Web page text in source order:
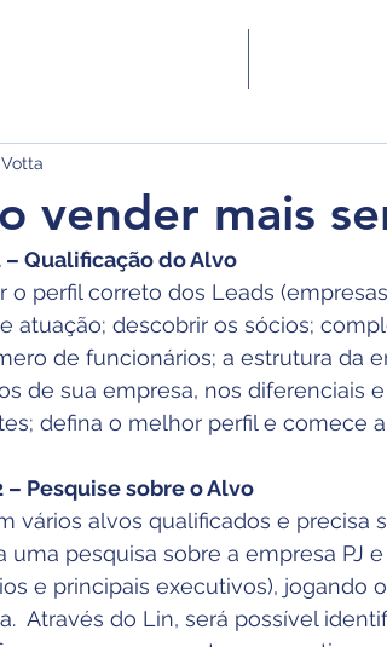
vender mais
– Qualificação do Alvo
o perfil correto dos Leads
atuação; descobrir os sócios;
de funcionários; a estrutura da
de sua empresa, nos diferenciais
defina o melhor perfil e comece
– Pesquise sobre o Alvo
vários alvos qualificados e precisa
uma pesquisa sobre a empresa PJ
e principais executivos), jogando
Através do Lin, será possível